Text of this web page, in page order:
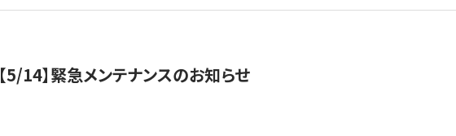
【5/14】緊急メンテナンスのお知らせ